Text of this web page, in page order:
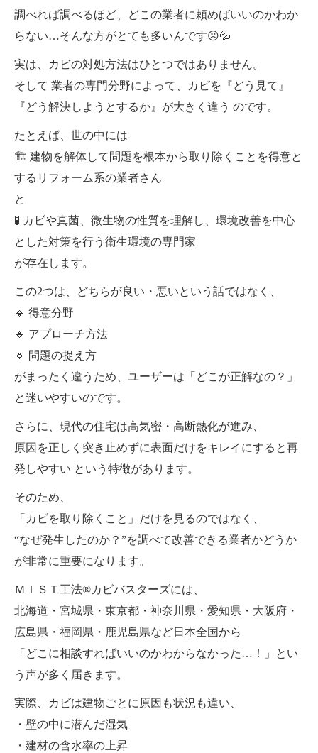
調べれば調べるほど、どこの業者に頼めばいいのかわか
らない…そんな方がとても多いんです😣💦
実は、カビの対処方法はひとつではありません。
そして 業者の専門分野によって、カビを『どう見て』
『どう解決しようとするか』が大きく違う のです。
たとえば、世の中には
🏗 建物を解体して問題を根本から取り除くことを得意と
するリフォーム系の業者さん
と
🧪 カビや真菌、微生物の性質を理解し、環境改善を中心
とした対策を行う衛生環境の専門家
が存在します。
この2つは、どちらが良い・悪いという話ではなく、
🔹 得意分野
🔹 アプローチ方法
🔹 問題の捉え方
がまったく違うため、ユーザーは「どこが正解なの？」
と迷いやすいのです。
さらに、現代の住宅は高気密・高断熱化が進み、
原因を正しく突き止めずに表面だけをキレイにすると再
発しやすい という特徴があります。
そのため、
「カビを取り除くこと」だけを見るのではなく、
“なぜ発生したのか？”を調べて改善できる業者かどうか
が非常に重要になります。
ＭＩＳＴ工法®カビバスターズには、
北海道・宮城県・東京都・神奈川県・愛知県・大阪府・
広島県・福岡県・鹿児島県など日本全国から
「どこに相談すればいいのかわからなかった…！」とい
う声が多く届きます。
実際、カビは建物ごとに原因も状況も違い、
・壁の中に潜んだ湿気
・建材の含水率の上昇